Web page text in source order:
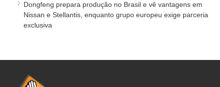
Dongfeng prepara produção no Brasil e vê vantagens em
Nissan e Stellantis, enquanto grupo europeu exige parceria
exclusiva